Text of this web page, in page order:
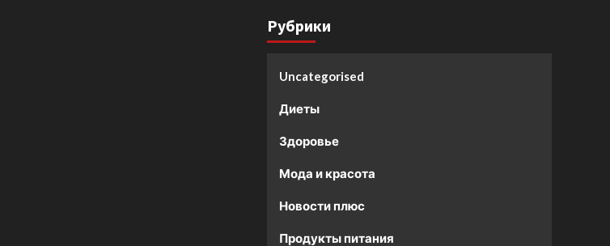
Рубрики
Uncategorised
Диеты
Здоровье
Мода и красота
Новости плюс
Продукты питания